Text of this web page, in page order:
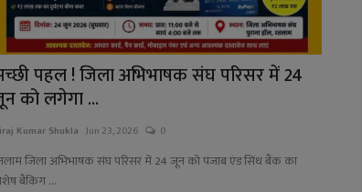
पहल ! जिला अभिभाषक संघ परिसर में 24
को लगेगा ...
Kumar Shukla Jun 23, 2026 0
जिला अभिभाषक संघ परिसर में 24 जून को पंजाब एंड सिंध बैंक का
बैंकिंग ...